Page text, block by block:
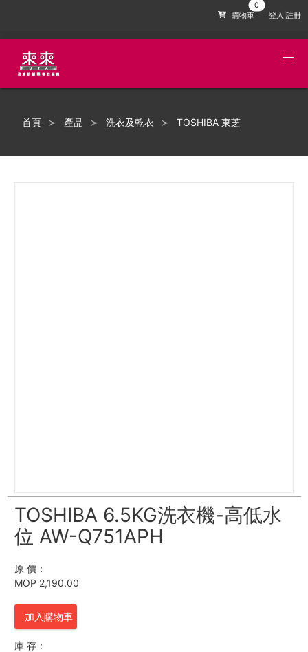
購物車 登入|註冊
首頁 產品 洗衣及乾衣 TOSHIBA 東芝
TOSHIBA 6.5KG洗衣機-高低水
位 AW-Q751APH
原 價：
MOP 2,190.00
加入購物車
庫 存：